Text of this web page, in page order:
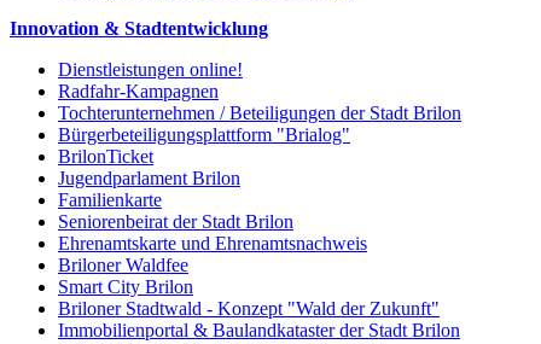
Innovation & Stadtentwicklung
Dienstleistungen online!
Radfahr-Kampagnen
Tochterunternehmen / Beteiligungen der Stadt Brilon
Bürgerbeteiligungsplattform "Brialog"
BrilonTicket
Jugendparlament Brilon
Familienkarte
Seniorenbeirat der Stadt Brilon
Ehrenamtskarte und Ehrenamtsnachweis
Briloner Waldfee
Smart City Brilon
Briloner Stadtwald - Konzept "Wald der Zukunft"
Immobilienportal & Baulandkataster der Stadt Brilon